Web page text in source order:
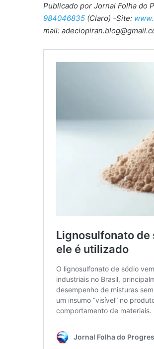
Publicado por Jornal Folha do
984046835 (Claro) -Site:
mail: